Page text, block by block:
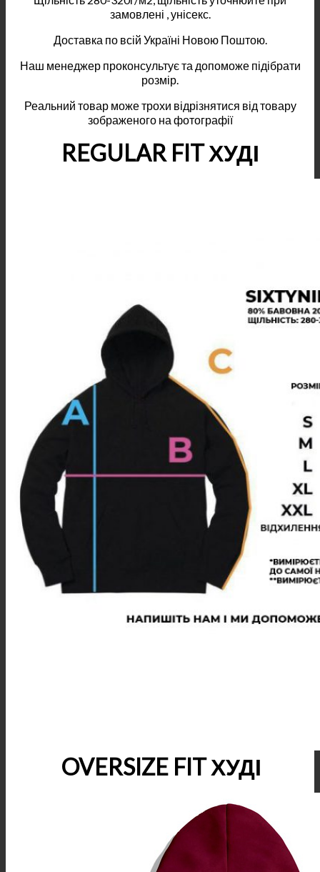
замовлені , унісекс.
Доставка по всій Україні Новою Поштою.
Наш менеджер проконсультує та допоможе підібрати
розмір.
Реальний товар може трохи відрізнятися від товару
зображеного на фотографії
REGULAR FIT ХУДІ
OVERSIZE FIT ХУДІ